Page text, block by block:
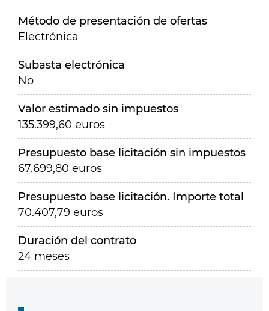
Método de presentación de ofertas
Electrónica
Subasta electrónica
No
Valor estimado sin impuestos
135.399,60 euros
Presupuesto base licitación sin impuestos
67.699,80 euros
Presupuesto base licitación. Importe total
70.407,79 euros
Duración del contrato
24 meses